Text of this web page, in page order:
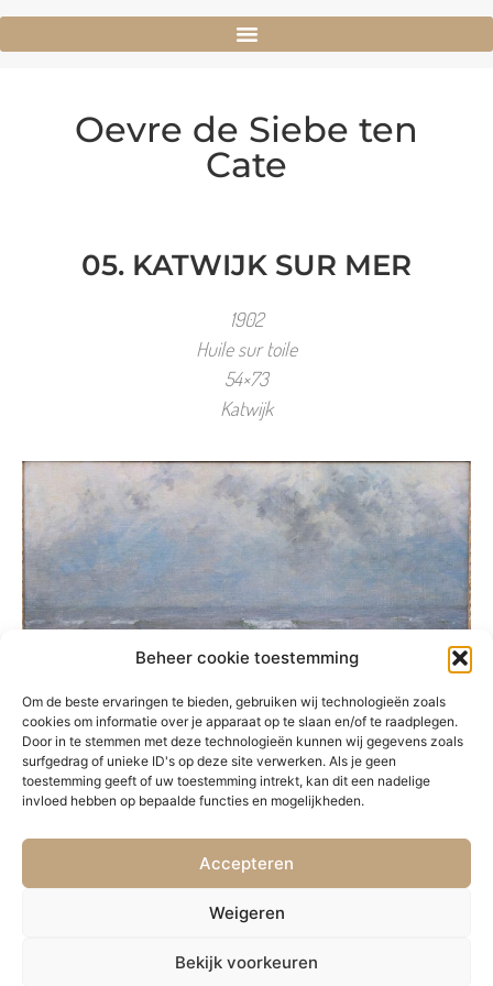
Beheer cookie toestemming
Om de beste ervaringen te bieden, gebruiken wij technologieën zoals
cookies om informatie over je apparaat op te slaan en/of te raadplegen.
Door in te stemmen met deze technologieën kunnen wij gegevens zoals
surfgedrag of unieke ID's op deze site verwerken. Als je geen
toestemming geeft of uw toestemming intrekt, kan dit een nadelige
invloed hebben op bepaalde functies en mogelijkheden.
Accepteren
Weigeren
Bekijk voorkeuren
Oevre de Siebe ten
Cate
05. KATWIJK SUR MER
1902
Huile sur toile
54×73
Katwijk
PRÉCÉDENT SUIVANT